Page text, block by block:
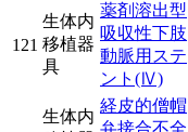
121
生体内
移植器
具
薬剤溶出型
吸収性下肢
動脈用ステ
ント (Ⅳ)
生体内
経皮的僧帽